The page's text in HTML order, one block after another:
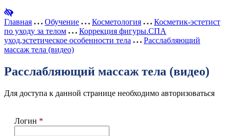
Главная Обучение Косметология
Косметик-эстетист
по уходу за телом
Коррекция фигуры.СПА
уход,эстетическое особенности тела
Расслабляющий
массаж тела (видео)
Расслабляющий массаж тела (видео)
Для доступа к данной странице необходимо авторизоваться
Логин *